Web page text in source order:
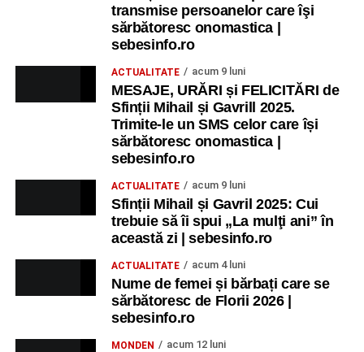
– Aula Primăriei Municipiului Sebeș:
festivitatea de premiere a șefilor de promoție și a elevilor
Evaluare Națională și Bacalaureat.
– Parcul Tineretului: Spectacol pentru copii și
Alexandra Pamfilie și Școala de muzică„DoReMi”
Ancuța Stănuș și grupul de folclor;
Trupa de Dansuri Săsești.
Ora 20.30– Parcul Tineretului: proiecția filmului pentru
„Străjerii Deltei”(România, 2021), film de familie și
transmise persoanelor care îşi
sărbătoresc onomastica |
sebesinfo.ro
ACTUALITATE acum 9 luni
MESAJE, URĂRI și FELICITĂRI de
Sfinții Mihail și Gavrill 2025.
Trimite-le un SMS celor care își
sărbătoresc onomastica |
sebesinfo.ro
ACTUALITATE acum 9 luni
Sfinții Mihail și Gavril 2025: Cui
trebuie să îi spui „La mulţi ani” în
această zi | sebesinfo.ro
ACTUALITATE acum 4 luni
Nume de femei și bărbați care se
sărbătoresc de Florii 2026 |
sebesinfo.ro
MONDEN acum 12 luni